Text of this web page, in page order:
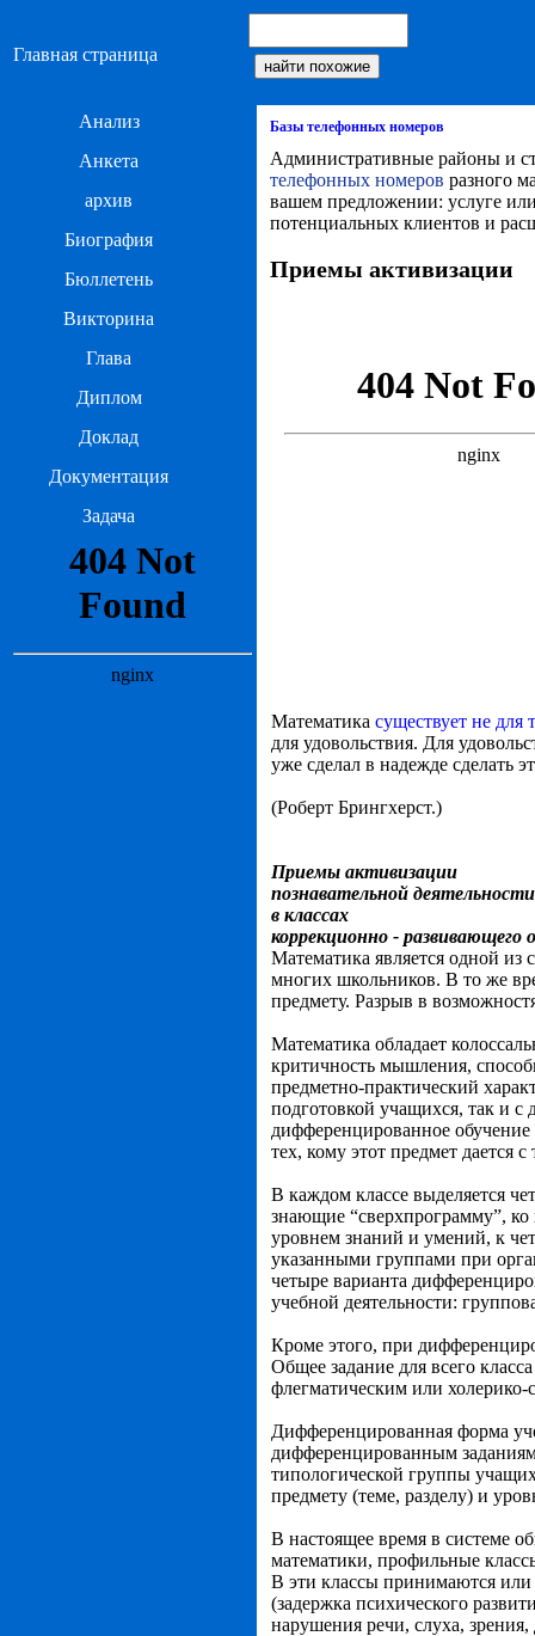
Главная страница
Анализ
Анкета
архив
Биография
Бюллетень
Викторина
Глава
Диплом
Доклад
Документация
Задача
Базы телефонных номеров
Административные районы и
телефонных номеров разного
вашем предложении: услуге
потенциальных клиентов и
Приемы активизации
Математика существует не для
для удовольствия. Для
уже сделал в надежде сделать
(Роберт Брингхерст.)
Приемы активизации
познавательной деятельности
в классах
коррекционно - развивающего
Математика является одной
многих школьников. В то же
предмету. Разрыв в
Математика обладает
критичность мышления,
предметно-практический
подготовкой учащихся, так и
дифференцированное
тех, кому этот предмет дается
В каждом классе выделяется
знающие “сверхпрограмму”,
уровнем знаний и умений, к
указанными группами при
четыре варианта
учебной деятельности:
Кроме этого, при
Общее задание для всего
флегматическим или
Дифференцированная форма
дифференцированным
типологической группы
предмету (теме, разделу) и
В настоящее время в системе
математики, профильные
В эти классы принимаются
(задержка психического
нарушения речи, слуха,